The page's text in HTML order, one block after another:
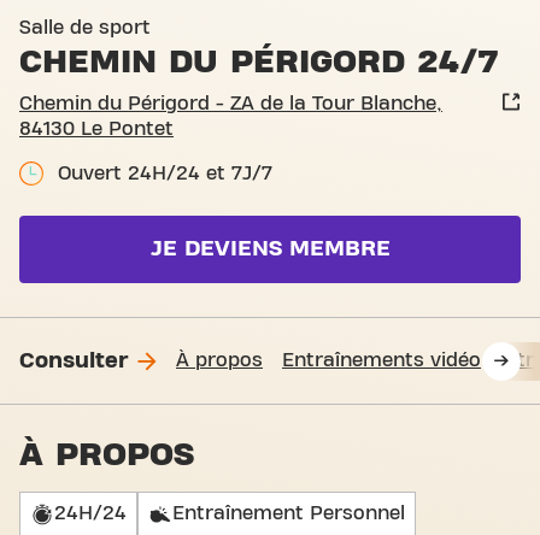
Salle de sport
CHEMIN DU PÉRIGORD 24/7
Chemin du Périgord - ZA de la Tour Blanche,
84130 Le Pontet
Ouvert 24H/24 et 7J/7
JE DEVIENS MEMBRE
Consulter À propos Entraînements vidéo
À PROPOS
24H/24 Entraînement Personnel